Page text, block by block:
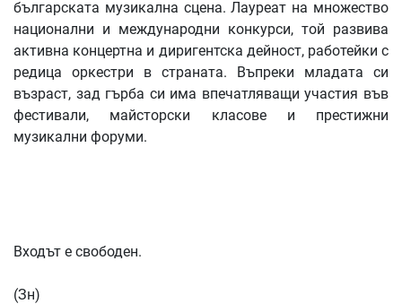
българската музикална сцена. Лауреат на множество
национални и международни конкурси, той развива
активна концертна и диригентска дейност, работейки с
редица оркестри в страната. Въпреки младата си
възраст, зад гърба си има впечатляващи участия във
фестивали, майсторски класове и престижни
музикални форуми.
Входът е свободен.
(Зн)